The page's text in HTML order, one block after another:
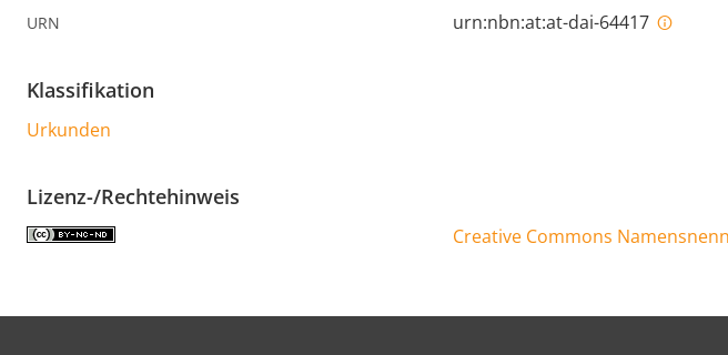
URN urn:nbn:at:at-dai-64417
Klassifikation
Urkunden
Lizenz-/Rechtehinweis
Creative Commons